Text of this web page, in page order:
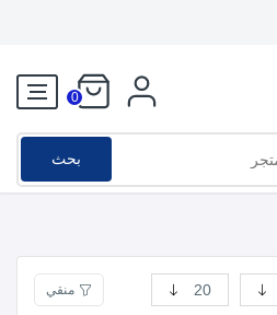
0
بحث
منقي